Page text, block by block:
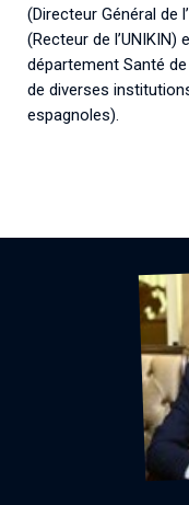
(Directeur Général de
(Recteur de l’UNIKIN)
département Santé
de diverses
espagnoles).